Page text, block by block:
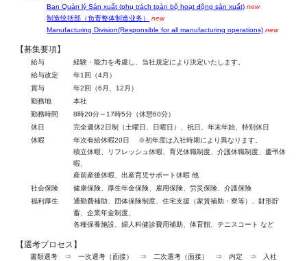
Ban Quản lý Sản xuất (phụ trách toàn bộ hoạt động sản xuất) new
制造统括部（负责整体制造业务）
new
Manufacturing Division(Responsible for all manufacturing operations) new
【募集要項】
給与
経験・能力を考慮し、当社規定により決定いたします。
給与改定
年1回（4月）
賞与
年2回（6月、12月）
勤務地
本社
勤務時間
8時20分～17時5分（休憩60分）
休日
完全週休2日制（土曜日、日曜日）、祝日、年末年始、特別休日
休暇
年次有給休暇20日 ※初年度は入社時期により異なります。
積立休暇、リフレッシュ休暇、育児休職制度、介護休職制度、慶弔休
暇、
産前産後休暇、出産育児サポート休暇 他
社会保険
健康保険、厚生年金保険、雇用保険、労災保険、介護保険
福利厚生
通勤費補助、団体保険制度、住宅支援（家賃補助・寮等）、財形貯
蓄、企業年金制度、
各種保養施設、婦人科健診費用補助、体育館、テニスコート など
【選考プロセス】
書類選考 ⇒ 一次選考（面接） ⇒ 二次選考（面接） ⇒ 内定 ⇒ 入社